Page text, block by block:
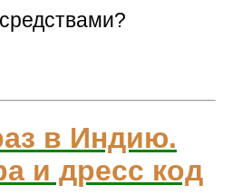
в Индию.
и дресс код